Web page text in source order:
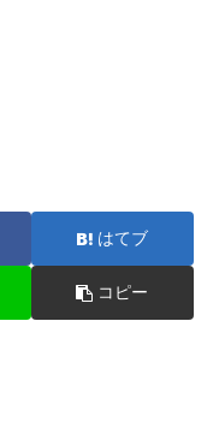
はてブ
コピー